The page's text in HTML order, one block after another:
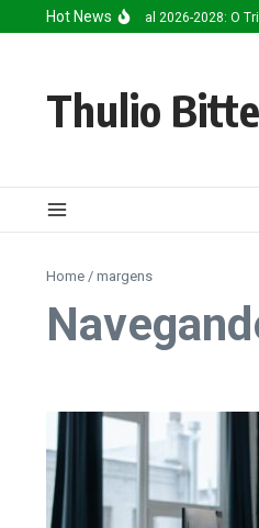
Ir para o conteúdo
Hot News
Inteligência Artificial 2026-2028: O
Thulio
Home / margens